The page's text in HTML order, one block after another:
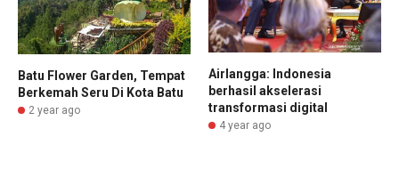
Batu Flower Garden, Tempat
Berkemah Seru Di Kota Batu
2 year ago
Airlangga: Indonesia
berhasil akselerasi
transformasi digital
4 year ago